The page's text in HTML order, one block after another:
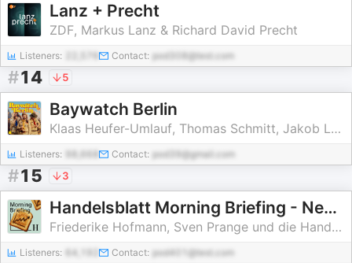
Lanz + Precht
ZDF, Markus Lanz & Richard David Precht
Listeners: Contact: pod308@test.com
#14 5
Baywatch Berlin
Klaas Heufer-Umlauf, Thomas Schmitt, Jakob Lundt & Studio Bummens
Listeners: Contact: pod39@gmail.com
#15 3
Handelsblatt Morning Briefing - News aus Wirtschaft, Politik und Finanzen
Friederike Hofmann, Sven Prange und die Handelsblatt Redaktion, Handelsblatt
Listeners: 64,192 Contact: pod401@test.com